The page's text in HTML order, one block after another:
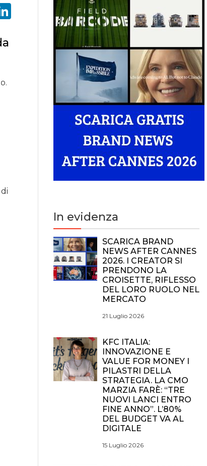
LinkedIn
In evidenza
SCARICA BRAND
NEWS AFTER CANNES
2026. I CREATOR SI
PRENDONO LA
CROISETTE, RIFLESSO
DEL LORO RUOLO NEL
MERCATO
21 Luglio 2026
KFC ITALIA:
INNOVAZIONE E
VALUE FOR MONEY I
PILASTRI DELLA
STRATEGIA. LA CMO
MARZIA FARÈ: “TRE
NUOVI LANCI ENTRO
FINE ANNO”. L’80%
DEL BUDGET VA AL
DIGITALE
15 Luglio 2026